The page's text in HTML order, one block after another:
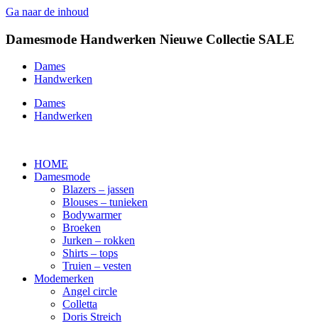
Ga naar de inhoud
Damesmode Handwerken Nieuwe Collectie SALE
Dames
Handwerken
Dames
Handwerken
HOME
Damesmode
Blazers – jassen
Blouses – tunieken
Bodywarmer
Broeken
Jurken – rokken
Shirts – tops
Truien – vesten
Modemerken
Angel circle
Colletta
Doris Streich